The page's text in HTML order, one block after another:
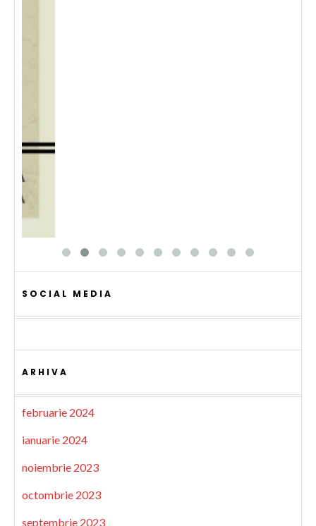
SOCIAL MEDIA
ARHIVA
februarie 2024
ianuarie 2024
noiembrie 2023
octombrie 2023
septembrie 2023